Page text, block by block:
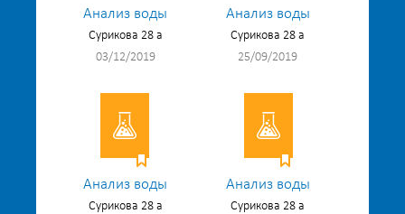
Анализ воды
Сурикова 28 а
03/12/2019
Анализ воды
Сурикова 28 а
25/09/2019
Анализ воды
Сурикова 28 а
Анализ воды
Сурикова 28 а